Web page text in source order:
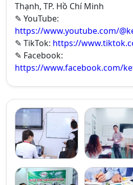
Thạnh, TP. Hồ Chí Minh
✎ YouTube:
https://www.youtube.com/
✎ TikTok: https://
✎ Facebook:
https://www.facebook.com/